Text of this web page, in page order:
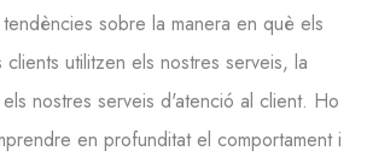
tendències sobre la manera en què els
clients utilitzen els nostres serveis, la
nostres serveis d'atenció al client. Ho
en profunditat el comportament i